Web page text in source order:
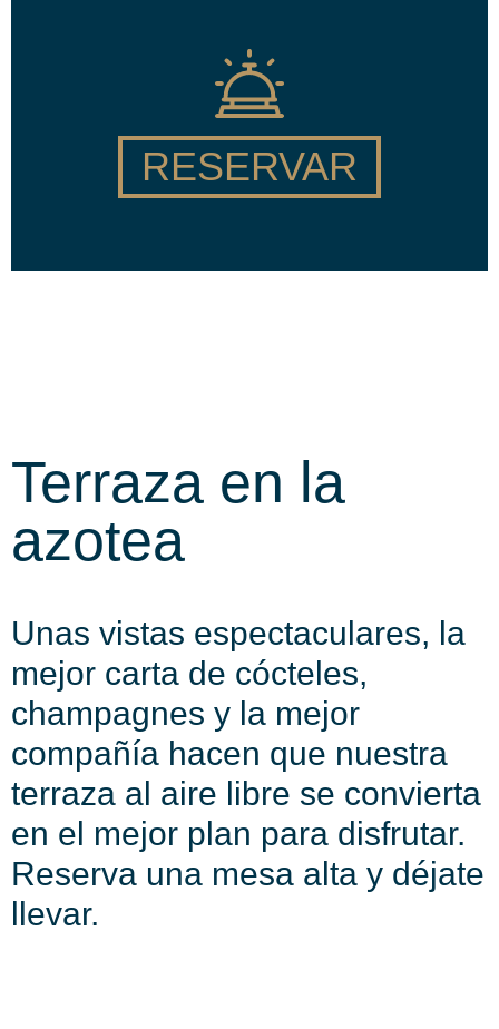
RESERVAR
Terraza en la
azotea
Unas vistas espectaculares, la
mejor carta de cócteles,
champagnes y la mejor
compañía hacen que nuestra
terraza al aire libre se convierta
en el mejor plan para disfrutar.
Reserva una mesa alta y déjate
llevar.